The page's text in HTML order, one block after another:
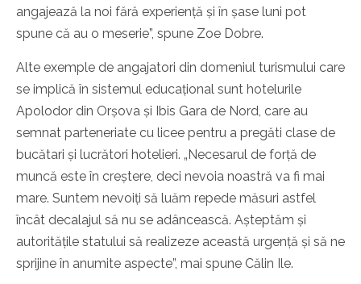
angajează la noi fără experiență și în șase luni pot
spune că au o meserie”, spune Zoe Dobre.
Alte exemple de angajatori din domeniul turismului care
se implică în sistemul educațional sunt hotelurile
Apolodor din Orșova și Ibis Gara de Nord, care au
semnat parteneriate cu licee pentru a pregăti clase de
bucătari și lucrători hotelieri. „Necesarul de forță de
muncă este în creștere, deci nevoia noastră va fi mai
mare. Suntem nevoiți să luăm repede măsuri astfel
încât decalajul să nu se adâncească. Așteptăm și
autoritățile statului să realizeze această urgență și să ne
sprijine în anumite aspecte”, mai spune Călin Ile.